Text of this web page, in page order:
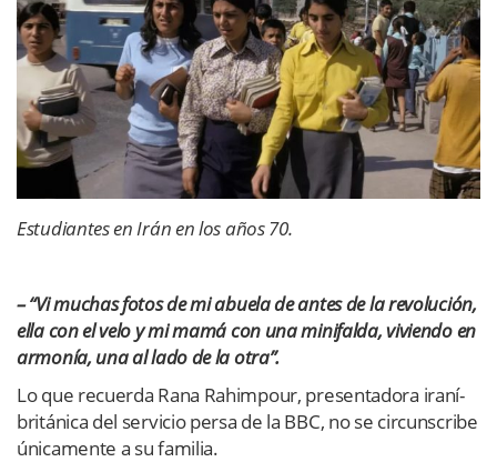
Estudiantes en Irán en los años 70.
– “Vi muchas fotos de mi abuela de antes de la revolución,
ella con el velo y mi mamá con una minifalda, viviendo en
armonía, una al lado de la otra”.
Lo que recuerda Rana Rahimpour, presentadora iraní-
británica del servicio persa de la BBC, no se circunscribe
únicamente a su familia.